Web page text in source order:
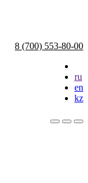
8 (700) 553-80-00
ru
en
kz